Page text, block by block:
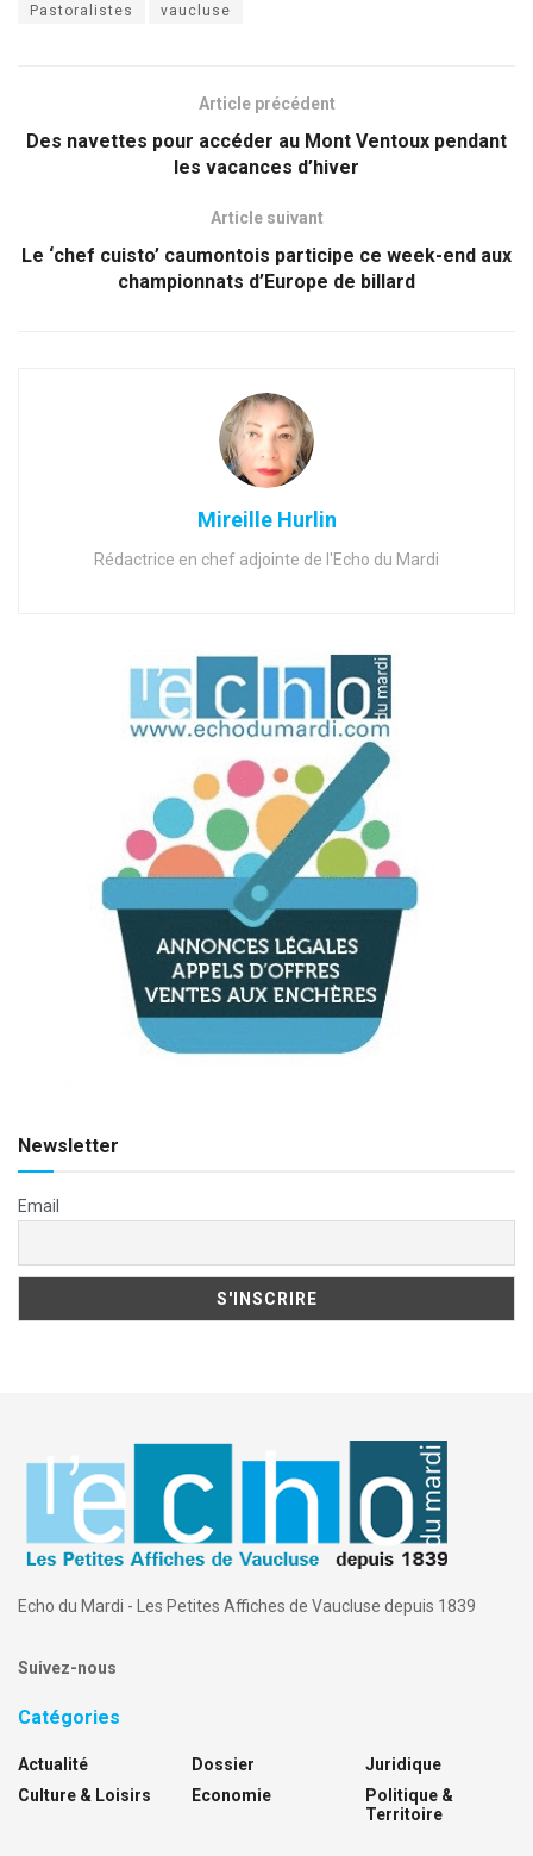
Pastoralistes vaucluse
Article précédent
Des navettes pour accéder au Mont Ventoux pendant
les vacances d’hiver
Article suivant
Le ‘chef cuisto’ caumontois participe ce week-end aux
championnats d’Europe de billard
Mireille Hurlin
Rédactrice en chef adjointe de l'Echo du Mardi
Newsletter
Email
Echo du Mardi - Les Petites Affiches de Vaucluse depuis 1839
Suivez-nous
Catégories
Actualité
Culture & Loisirs
Dossier
Economie
Juridique
Politique &
Territoire